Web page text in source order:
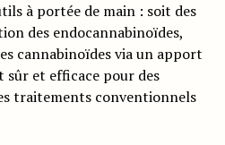
à portée de main : soit des
des endocannabinoïdes,
cannabinoïdes via un apport
sûr et efficace pour des
traitements conventionnels